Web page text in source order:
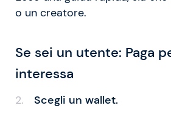
o un creatore.
Se sei un utente: Paga
interessa
Scegli un wallet.